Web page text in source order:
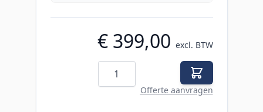
€ 399,00 excl. BTW
Aantal
Offerte aanvragen